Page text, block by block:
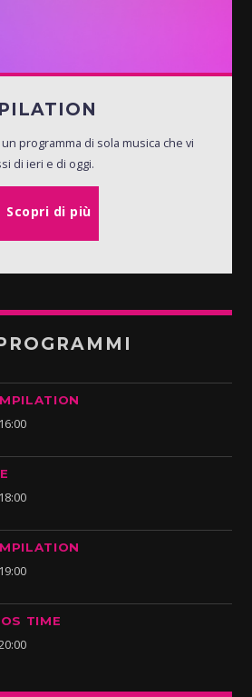
programma di sola musica che vi
di ieri e di oggi.
Scopri di più
16:00
18:00
19:00
TIME